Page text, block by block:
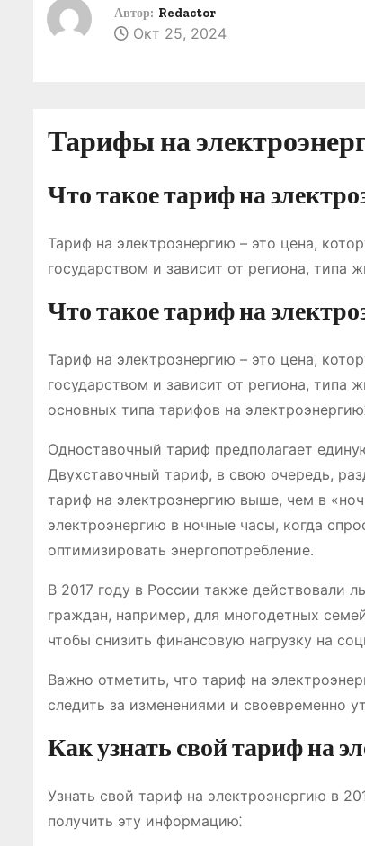
Автор: Redactor
Окт 25, 2024
Тарифы на
Что такое тариф на
Тариф на электроэнергию – это цена,
государством и зависит от региона, типа
Что такое тариф на
Тариф на электроэнергию – это цена,
государством и зависит от региона, типа
основных типа тарифов на
Одноставочный тариф предполагает
Двухставочный тариф, в свою очередь,
тариф на электроэнергию выше, чем в
электроэнергию в ночные часы, когда
оптимизировать энергопотребление․
В 2017 году в России также действовали
граждан, например, для многодетных
чтобы снизить финансовую нагрузку на
Важно отметить, что тариф на
следить за изменениями и своевременно
Как узнать свой тариф на
Узнать свой тариф на электроэнергию в
получить эту информацию⁚